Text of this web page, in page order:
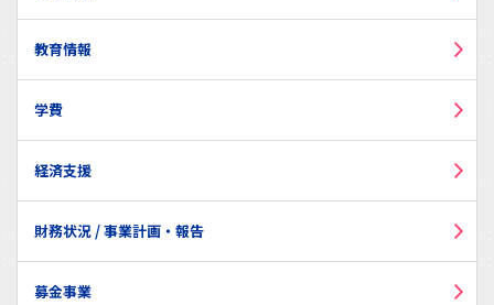
教育情報
学費
経済支援
財務状況 / 事業計画・報告
募金事業